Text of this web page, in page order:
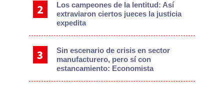
Los campeones de la lentitud: Así
extraviaron ciertos jueces la justicia
expedita
Sin escenario de crisis en sector
manufacturero, pero sí con
estancamiento: Economista